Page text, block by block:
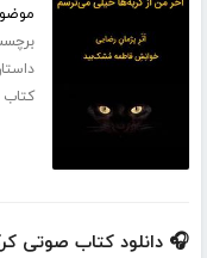
🎧 دانلود کتاب صوتی